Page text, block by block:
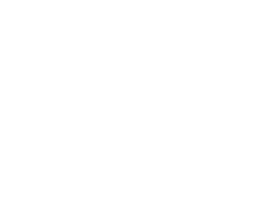
5, 4 recensies